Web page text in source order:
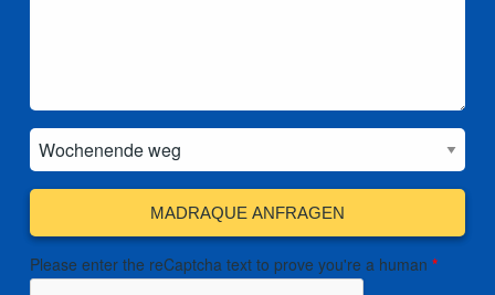
MADRAQUE ANFRAGEN
Please enter the reCaptcha text to prove you're a human